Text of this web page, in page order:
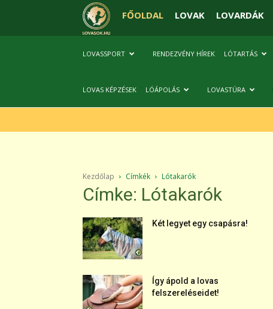
FŐOLDAL LOVAK LOVARDÁK
LOVASSPORT RENDEZVÉNY HÍREK LÓTARTÁS
LOVAS KÉPZÉSEK LÓÁPOLÁS LOVASTÚRA
Kezdőlap Címkék Lótakarók
Címke: Lótakarók
Két legyet egy csapásra!
Így ápold a lovas
felszereléseidet!